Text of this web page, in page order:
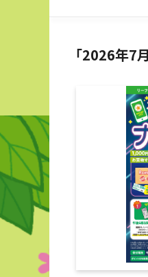
「2026年7